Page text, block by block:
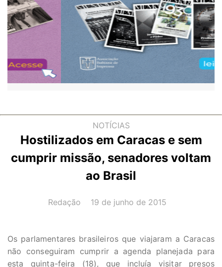
NOTÍCIAS
Hostilizados em Caracas e sem
cumprir missão, senadores voltam
ao Brasil
AUTOR(A):
Redação DATA:
19 de junho de 2015
Os parlamentares brasileiros que viajaram a Caracas
não conseguiram cumprir a agenda planejada para
esta quinta-feira (18), que incluía visitar presos